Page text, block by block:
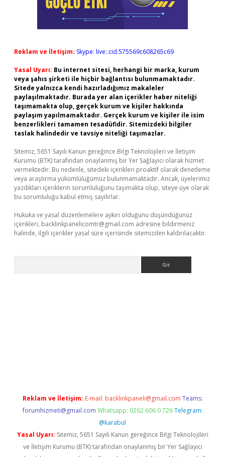
Reklam ve İletişim: Skype: live:.cid.575569c608265c69
Yasal Uyarı: Bu internet sitesi, herhangi bir marka, kurum
veya şahıs şirketi ile hiçbir bağlantısı bulunmamaktadır.
Sitede yalnızca kendi hazırladığımız makaleler
paylaşılmaktadır. Burada yer alan içerikler haber niteliği
taşımamakta olup, gerçek kurum ve kişiler hakkında
paylaşım yapılmamaktadır. Gerçek kurum ve kişiler ile isim
benzerlikleri tamamen tesadüfidir. Sitemizdeki bilgiler
taslak halindedir ve tavsiye niteliği taşımazlar.
Sitemiz, 5651 Sayılı Kanun gereğince Bilgi Teknolojileri ve İletişim
Kurumu (BTK) tarafından onaylanmış bir Yer Sağlayıcı olarak hizmet
vermektedir. Bu nedenle, sitedeki içerikleri proaktif olarak denetleme
veya araştırma yükümlülüğümüz bulunmamaktadır. Ancak, üyelerimiz
yazdıkları içeriklerin sorumluluğunu taşımakta olup, siteye üye olarak
bu sorumluluğu kabul etmiş sayılırlar.
Hukuka ve yasal düzenlemelere aykırı olduğunu düşündüğünüz
içerikleri, backlinkpanelicomtr@gmail.com adresine bildirmeniz
halinde, ilgili içerikler yasal süre içerisinde sitemizden kaldırılacaktır.
Reklam ve İletişim: E-mail: backlinkpaneli@gmail.com Teams:
forumhizmeti@gmail.com Whatsapp: 0262 606 0 726 Telegram:
@karabul
Yasal Uyarı: Sitemiz, 5651 Sayılı Kanun gereğince Bilgi Teknolojileri
ve İletişim Kurumu (BTK) tarafından onaylanmış bir Yer Sağlayıcı